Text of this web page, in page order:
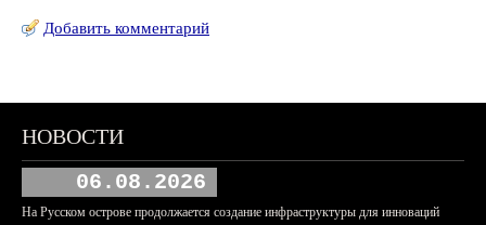
Добавить комментарий
НОВОСТИ
06.08.2026
На Русском острове продолжается создание инфраструктуры для инноваций